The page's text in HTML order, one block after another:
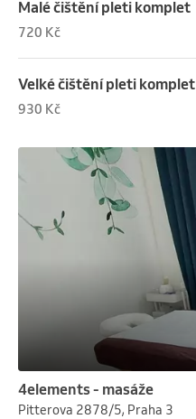
Malé čištění pleti komplet
720 Kč
Velké čištění pleti komplet
930 Kč
4elements - masáže
Pitterova 2878/5, Praha 3